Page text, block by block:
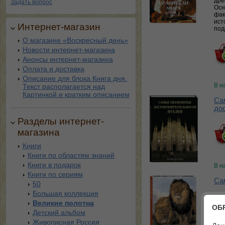
Задать вопрос
Интернет-магазин
О магазине «Воскресный день»
Новости интернет-магазина
Анонсы интернет-магазина
Оплата и доставка
Описание для блока Книга дня.
Текст располагается над
Картинкой и кратким описанием
Разделы интернет-
магазина
Книги
Книги по областям знаний
Книги в подарок
Книги по сериям
50
Большая коллекция
Великие полотна
Детский альбом
Живописная Россия
В
В